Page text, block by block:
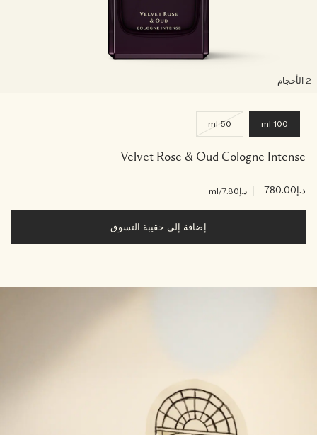
100 ml
50 ml
Velvet Rose & Oud Cologne Intense
د.إ780.00 د.إ7.80 /ml
إضافة إلى حقيبة التسوق